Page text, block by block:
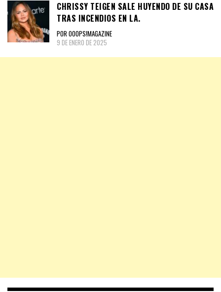
CHRISSY TEIGEN SALE HUYENDO DE SU CASA
TRAS INCENDIOS EN LA.
POR OOOPS!MAGAZINE
9 DE ENERO DE 2025